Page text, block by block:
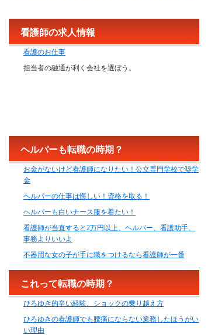
看護師の求人情報
看護のお仕事
担当者の融通が利く会社を選ぼう。
ヘルパーも転職の時期？
お金がないけど看護師になりたい！公立専門学校で奨学
金
ヘルパーの仕事は悔しい！資格を取る！
ヘルパーも白いナース服を着たい！
看護師が当直すると2万円以上、ヘルパー、看護助手、
事務よりいいよ
不器用な女の子が手に職をつけるなら看護師が一番
これって転職の時期？
ひろゆき的辛い経験、ショックの乗り越え方
ひろゆきの看護師でも腰痛にならない業務したほうがい
い理由